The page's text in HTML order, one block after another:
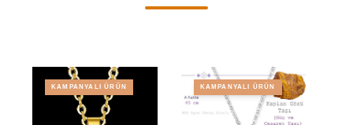
KAMPANYALI ÜRÜN KAMPANYALI ÜRÜN